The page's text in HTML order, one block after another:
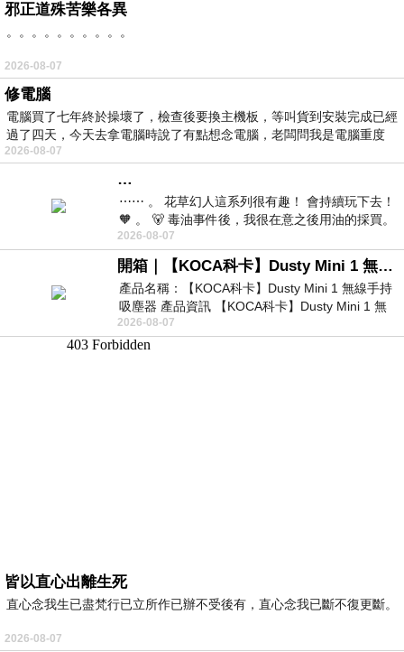
邪正道殊苦樂各異
。。。。。。。。。。
2026-08-07
修電腦
電腦買了七年終於操壞了，檢查後要換主機板，等叫貨到安裝完成已經
過了四天，今天去拿電腦時說了有點想念電腦，老闆問我是電腦重度
2026-08-07
…
⋯⋯ 。 花草幻人這系列很有趣！ 會持續玩下去！
🧡 。 🐻 毒油事件後，我很在意之後用油的採買。
前天購買了我之前就很愛
2026-08-07
開箱｜【KOCA科卡】Dusty Mini 1 無線手持吸塵器
產品名稱：【KOCA科卡】Dusty Mini 1 無線手持
吸塵器 產品資訊 【KOCA科卡】Dusty Mini 1 無
線手持吸塵器評語： 能吸、能吹兼具兩
2026-08-07
皆以直心出離生死
直心念我生已盡梵行已立所作已辦不受後有，直心念我已斷不復更斷。
2026-08-07